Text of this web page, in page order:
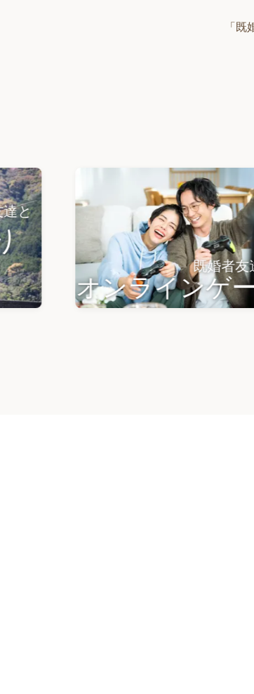
「
既婚者友達と
オンラインゲーム